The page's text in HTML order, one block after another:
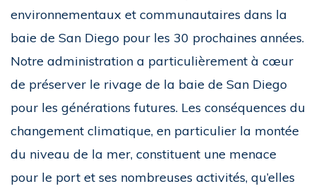
environnementaux et communautaires dans la
baie de San Diego pour les 30 prochaines années.
Notre administration a particulièrement à cœur
de préserver le rivage de la baie de San Diego
pour les générations futures. Les conséquences du
changement climatique, en particulier la montée
du niveau de la mer, constituent une menace
pour le port et ses nombreuses activités, qu’elles